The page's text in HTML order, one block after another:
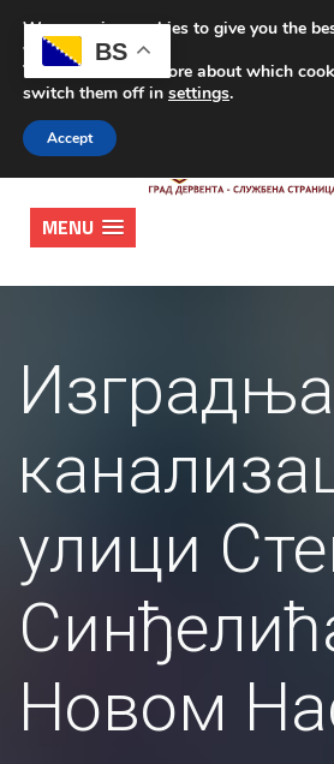
MENU
Изградња
улици
Новом
BS
We are using cookies to give you the
website.
You can find out more about which
switch them off in settings.
Accept